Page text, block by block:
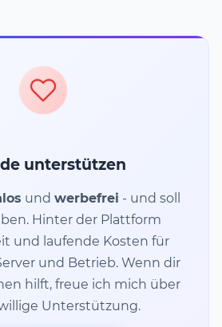
unterstützen
und werbefrei - und soll
Hinter der Plattform
und laufende Kosten für
und Betrieb. Wenn dir
hilft, freue ich mich über
Unterstützung.